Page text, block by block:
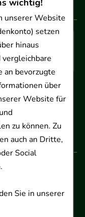
wichtig!
unserer Website
setzen
hinaus
an bevorzugte
über
Website für
zu können. Zu
auch an Dritte,
Social
Sie in unserer